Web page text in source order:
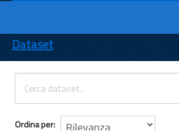
ENTI
TEMI
INFORMAZIONI
Dataset
Ordina per